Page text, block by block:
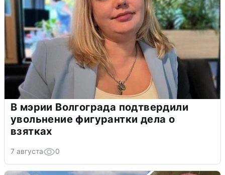
В мэрии Волгограда подтвердили
увольнение фигурантки дела о
взятках
7 августа 0